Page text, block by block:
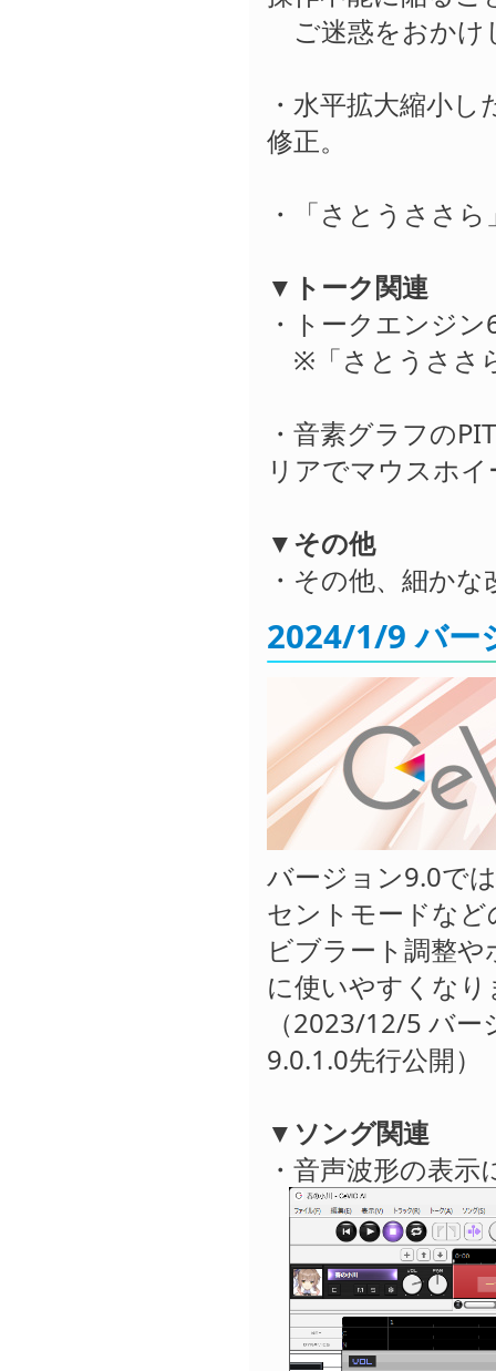
ご迷惑をおかけ
・水平拡大縮小
修正。
・「さとうささ
▼トーク関連
・トークエンジ
※「さとうささ
・音素グラフの
リアでマウスホ
▼その他
・その他、細か
2024/1/9 バー
バージョン9.0で
セントモードな
ビブラート調整
に使いやすくな
（2023/12/5 バ
9.0.1.0先行公開）
▼ソング関連
・音声波形の表